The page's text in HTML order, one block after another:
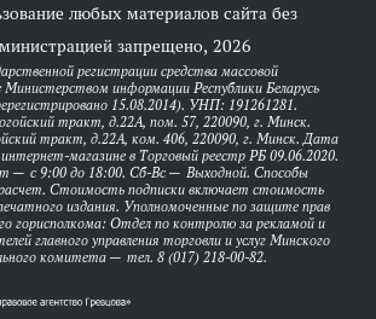
любых материалов сайта без
запрещено, 2026
регистрации средства массовой
информации Республики Беларусь
15.08.2014). УНП: 191261281.
тракт, д.22А, пом. 57, 220090, г. Минск.
тракт, д.22А, ком. 406, 220090, г. Минск. Дата
интернет-магазине в Торговый реестр РБ 09.06.2020.
с 9:00 до 18:00. Сб-Вс — Выходной. Способы
Стоимость подписки включает стоимость
издания. Уполномоченные по защите прав
горисполкома: Отдел по контролю за рекламой и
главного управления торговли и услуг Минского
комитета — тел. 8 (017) 218-00-82.